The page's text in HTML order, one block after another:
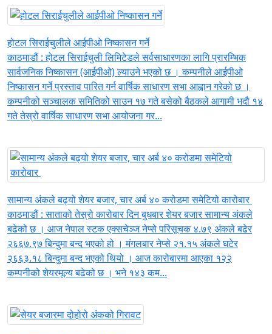
होटल सिराईचुलीले आईपीओ निष्कासन गर्ने
काठमाडौं : होटल सिराईचुली लिमिटेडले सर्वसाधारणका लागि प्रारम्भिक
सार्वजनिक निष्कासन (आईपीओ) ल्याउने भएको छ । कम्पनीले आईपीओ
निष्कासन गर्ने प्रस्ताव पारित गर्न वार्षिक साधारण सभा आह्वान गरेको छ ।
कम्पनीको सञ्चालक समितिको साउन १७ गते बसेको बैठकले आगामी भदौ १४
गते तेस्रो वार्षिक साधारण सभा आयोजना गर...
सामान्य अंकले बढ्यो शेयर बजार, चार अर्ब ४० करोडमा समेटियो कारोबार
काठमाडौं : साताको तेस्रो कारोबार दिन बुधबार शेयर बजार सामान्य अंकले
बढेको छ । आज नेपाल स्टक एक्सचेञ्ज नेप्से परिसूचक ४.७९ अंकले बढेर
२६६७.९७ बिन्दुमा बन्द भएको हो । मंगलबार नेप्से २१.१५ अंकले घटेर
२६६३.१८ बिन्दुमा बन्द भएको थियो । आज कारोबारमा आएका १२२
कम्पनीको शेयरमूल्य बढेको छ । भने १४३ कम...